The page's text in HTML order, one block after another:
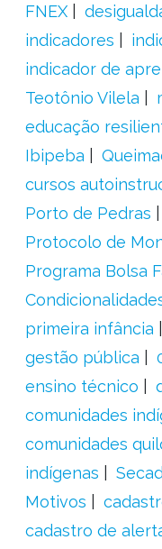
FNEX
indicadores
indicador de
Teotônio Vilela
educação
Ibipeba
cursos
Porto de Pedras
Protocolo de
Programa Bolsa
primeira infância
gestão pública
ensino técnico
comunidades
comunidades
indígenas
Motivos
cadastro de